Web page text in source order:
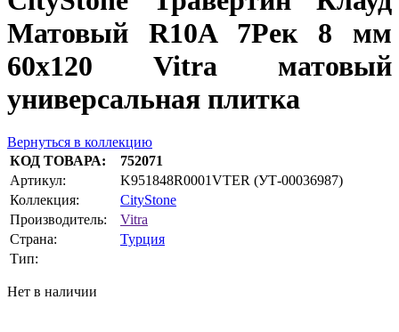
Матовый R10A 7Рек 8 мм
60х120 Vitra матовый
универсальная плитка
Вернуться в коллекцию
КОД ТОВАРА:
752071
Артикул:
K951848R0001VTER (УТ-00036987)
Коллекция:
CityStone
Производитель:
Vitra
Страна:
Турция
Тип:
Нет в наличии